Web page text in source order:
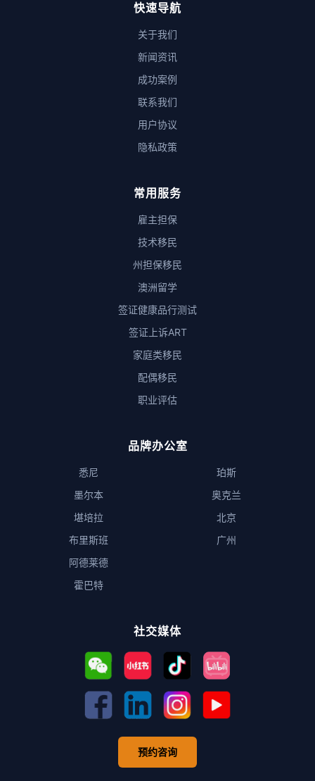
快速导航
关于我们
新闻资讯
成功案例
联系我们
用户协议
隐私政策
常用服务
雇主担保
技术移民
州担保移民
澳洲留学
签证健康品行测试
签证上诉ART
家庭类移民
配偶移民
职业评估
品牌办公室
悉尼
墨尔本
堪培拉
布里斯班
阿德莱德
霍巴特
珀斯
奥克兰
北京
广州
社交媒体
预约咨询